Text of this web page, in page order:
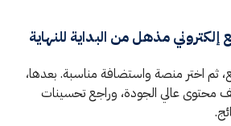
مذهل من البداية للنهاية
ثم اختر منصة واستضافة مناسبة. بعدها،
محتوى عالي الجودة، وراجع تحسينات